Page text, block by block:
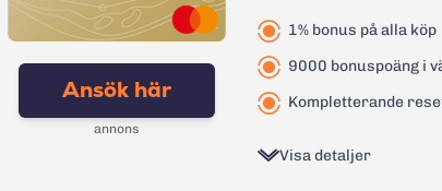
Effektiv ränta:
Kontantuttag i bank:
Avgift pappersfaktura:
Ansök här
annons
1% bonus på alla köp
9000 bonuspoäng i
Kompletterande
Visa detaljer